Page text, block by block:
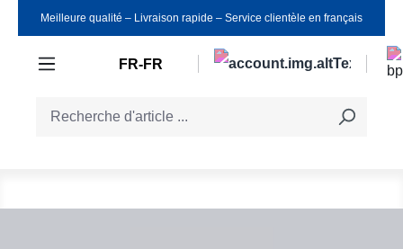
Passer au contenu principal
Meilleure qualité ‒ Livraison rapide ‒ Service clientèle en français
FR-FR